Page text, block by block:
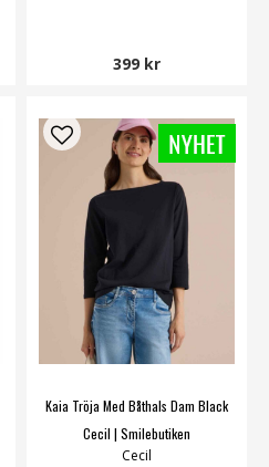
399 kr
Kaia Tröja Med Båthals Dam Black
Cecil | Smilebutiken
Cecil